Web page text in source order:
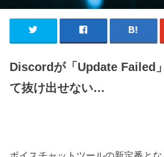
Discordが「Update Failed
て抜け出せない…